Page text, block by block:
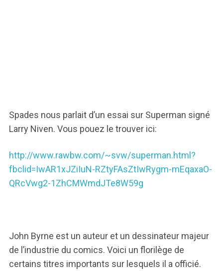
Spades nous parlait d’un essai sur Superman signé
Larry Niven. Vous pouez le trouver ici:
http://www.rawbw.com/~svw/superman.html?
fbclid=IwAR1xJZiIuN-RZtyFAsZtIwRygm-mEqaxaO-
QRcVwg2-1ZhCMWmdJTe8W59g
John Byrne est un auteur et un dessinateur majeur
de l’industrie du comics. Voici un florilège de
certains titres importants sur lesquels il a officié.